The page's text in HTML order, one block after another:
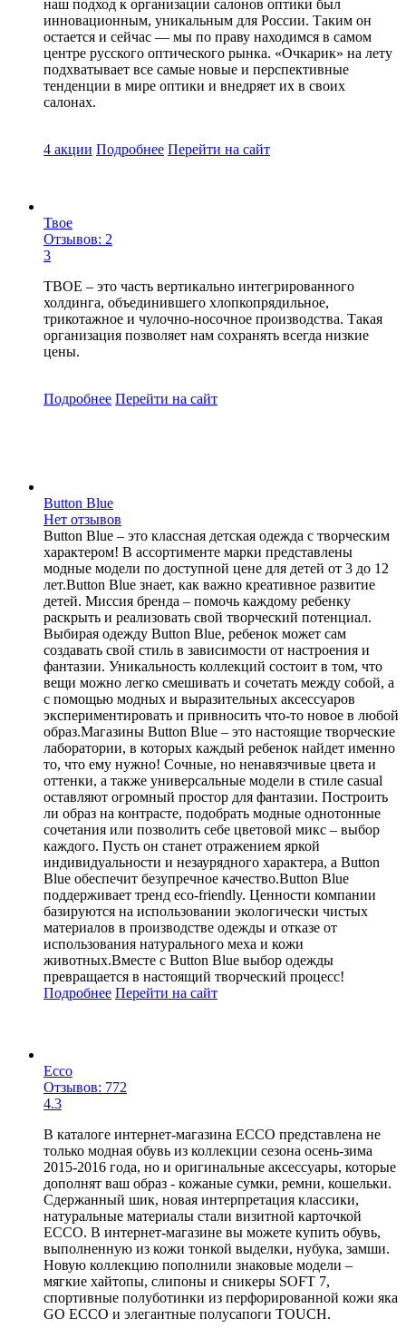
наш подход к организации салонов оптики был
инновационным, уникальным для России. Таким он
остается и сейчас — мы по праву находимся в самом
центре русского оптического рынка. «Очкарик» на лету
подхватывает все самые новые и перспективные
тенденции в мире оптики и внедряет их в своих
салонах.
4 акции Подробнее Перейти на сайт
Твое
Отзывов: 2
3
ТВОЕ – это часть вертикально интегрированного
холдинга, объединившего хлопкопрядильное,
трикотажное и чулочно-носочное производства. Такая
организация позволяет нам сохранять всегда низкие
цены.
Подробнее Перейти на сайт
Buttоn Blue
Нет отзывов
Button Blue – это классная детская одежда с творческим
характером! В ассортименте марки представлены
модные модели по доступной цене для детей от 3 до 12
лет.Button Blue знает, как важно креативное развитие
детей. Миссия бренда – помочь каждому ребенку
раскрыть и реализовать свой творческий потенциал.
Выбирая одежду Button Blue, ребенок может сам
создавать свой стиль в зависимости от настроения и
фантазии. Уникальность коллекций состоит в том, что
вещи можно легко смешивать и сочетать между собой, а
с помощью модных и выразительных аксессуаров
экспериментировать и привносить что-то новое в любой
образ.Магазины Button Blue – это настоящие творческие
лаборатории, в которых каждый ребенок найдет именно
то, что ему нужно! Сочные, но ненавязчивые цвета и
оттенки, а также универсальные модели в стиле casual
оставляют огромный простор для фантазии. Построить
ли образ на контрасте, подобрать модные однотонные
сочетания или позволить себе цветовой микс – выбор
каждого. Пусть он станет отражением яркой
индивидуальности и незаурядного характера, а Button
Blue обеспечит безупречное качество.Button Blue
поддерживает тренд eco-friendly. Ценности компании
базируются на использовании экологически чистых
материалов в производстве одежды и отказе от
использования натурального меха и кожи
животных.Вместе с Button Blue выбор одежды
превращается в настоящий творческий процесс!
Подробнее Перейти на сайт
Ecco
Отзывов: 772
4.3
В каталоге интернет-магазина ECCO представлена не
только модная обувь из коллекции сезона осень-зима
2015-2016 года, но и оригинальные аксессуары, которые
дополнят ваш образ - кожаные сумки, ремни, кошельки.
Сдержанный шик, новая интерпретация классики,
натуральные материалы стали визитной карточкой
ECCO. В интернет-магазине вы можете купить обувь,
выполненную из кожи тонкой выделки, нубука, замши.
Новую коллекцию пополнили знаковые модели –
мягкие хайтопы, слипоны и сникеры SOFT 7,
спортивные полуботинки из перфорированной кожи яка
GO ECCO и элегантные полусапоги TOUCH.